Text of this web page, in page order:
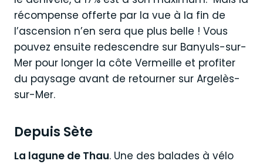
récompense offerte par la vue à la fin de
l’ascension n’en sera que plus belle ! Vous
pouvez ensuite redescendre sur Banyuls-sur-
Mer pour longer la côte Vermeille et profiter
du paysage avant de retourner sur Argelès-
sur-Mer.
Depuis Sète
La lagune de Thau. Une des balades à vélo